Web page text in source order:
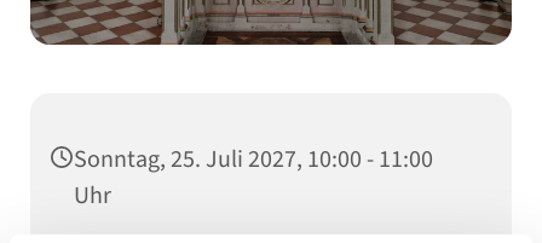
Sonntag, 25. Juli 2027, 10:00 - 11:00
Uhr